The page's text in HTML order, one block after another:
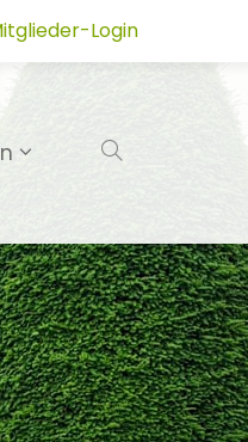
Login